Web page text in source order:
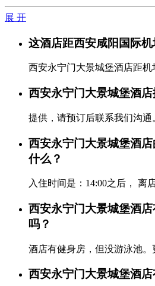
展 开
这酒店距西安咸阳国际机
西安永宁门大景城堡酒店距机
西安永宁门大景城堡酒
提供，请预订后联系我们沟通
西安永宁门大景城堡酒
什么？
入住时间是：14:00之后， 离
西安永宁门大景城堡酒
吗？
酒店有健身房，但没游泳池。
西安永宁门大景城堡酒店